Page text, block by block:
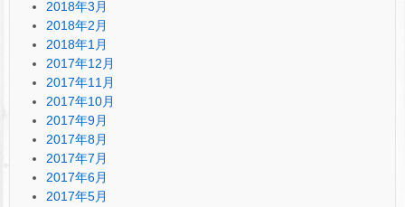
2018年3月
2018年2月
2018年1月
2017年12月
2017年11月
2017年10月
2017年9月
2017年8月
2017年7月
2017年6月
2017年5月